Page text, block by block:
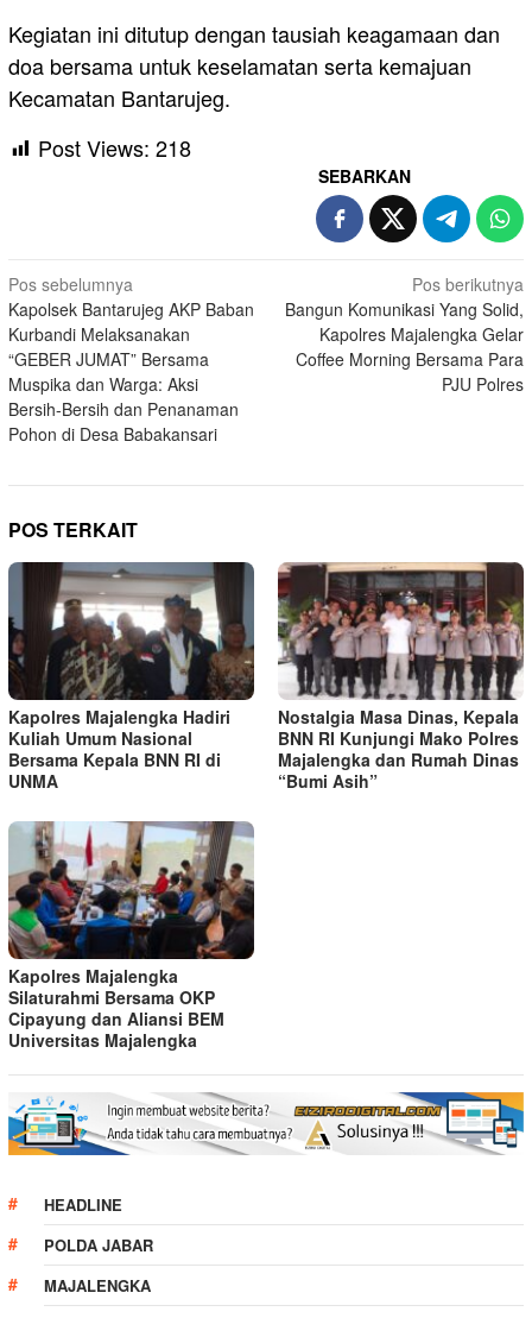
Kegiatan ini ditutup dengan tausiah keagamaan dan
doa bersama untuk keselamatan serta kemajuan
Kecamatan Bantarujeg.
Post Views: 218
SEBARKAN
Navigasi
pos
Pos sebelumnya
Kapolsek Bantarujeg AKP Baban
Kurbandi Melaksanakan
“GEBER JUMAT” Bersama
Muspika dan Warga: Aksi
Bersih-Bersih dan Penanaman
Pohon di Desa Babakansari
Pos berikutnya
Bangun Komunikasi Yang Solid,
Kapolres Majalengka Gelar
Coffee Morning Bersama Para
PJU Polres
POS TERKAIT
Kapolres Majalengka Hadiri
Kuliah Umum Nasional
Bersama Kepala BNN RI di
UNMA
Nostalgia Masa Dinas, Kepala
BNN RI Kunjungi Mako Polres
Majalengka dan Rumah Dinas
“Bumi Asih”
Kapolres Majalengka
Silaturahmi Bersama OKP
Cipayung dan Aliansi BEM
Universitas Majalengka
HEADLINE
POLDA JABAR
MAJALENGKA